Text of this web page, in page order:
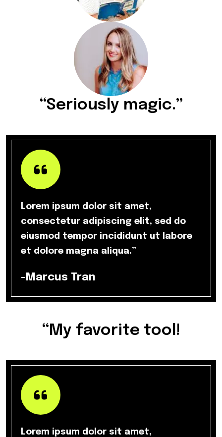
“Seriously magic.”
Lorem ipsum dolor sit amet,
consectetur adipiscing elit, sed do
eiusmod tempor incididunt ut labore
et dolore magna aliqua.”
-Marcus Tran
“My favorite tool!
Lorem ipsum dolor sit amet,